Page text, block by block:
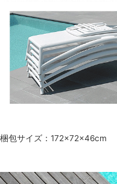
梱包サイズ：172×72×46cm